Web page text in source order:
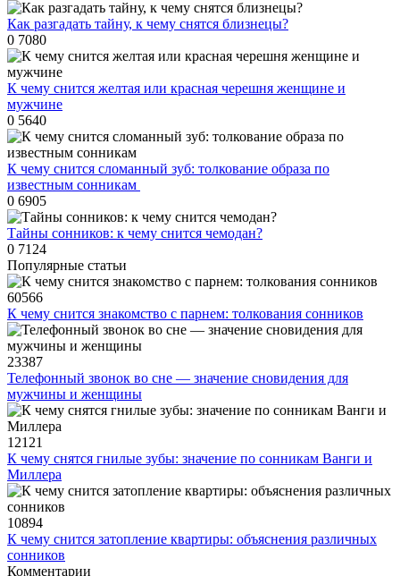
Как разгадать тайну, к чему снятся близнецы?
0 7080
К чему снится желтая или красная черешня женщине и
мужчине
0 5640
К чему снится сломанный зуб: толкование образа по
известным сонникам ​
0 6905
Тайны сонников: к чему снится чемодан?
0 7124
Популярные статьи
60566
К чему снится знакомство с парнем: толкования сонников
23387
Телефонный звонок во сне — значение сновидения для
мужчины и женщины
12121
К чему снятся гнилые зубы: значение по сонникам Ванги и
Миллера
10894
К чему снится затопление квартиры: объяснения различных
сонников
Комментарии